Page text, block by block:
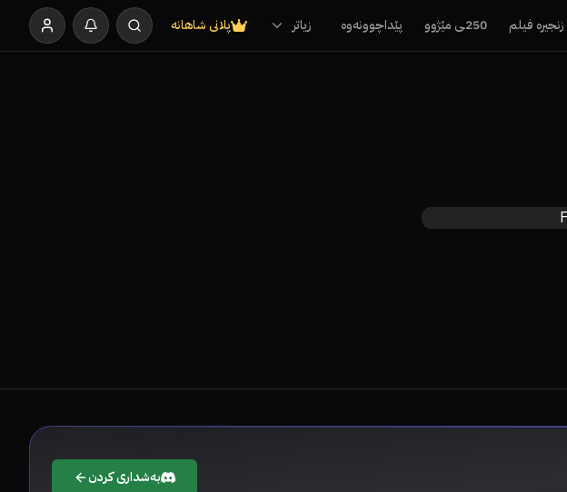
زنجیرە فیلم 250ـی مێژوو پێداچوونەوە زیاتر پلانی شاهانە
بەشداری کردن